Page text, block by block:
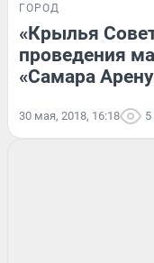
ГОРОД
«Крылья
проведения
«Самара
30 мая, 2018, 16:18 5